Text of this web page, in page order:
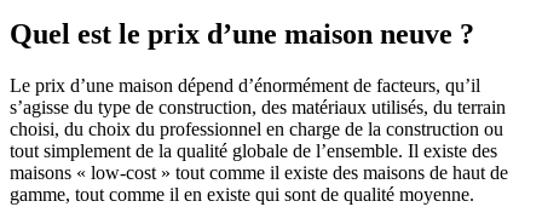
Quel est le prix d’une maison neuve ?
Le prix d’une maison dépend d’énormément de facteurs, qu’il
s’agisse du type de construction, des matériaux utilisés, du terrain
choisi, du choix du professionnel en charge de la construction ou
tout simplement de la qualité globale de l’ensemble. Il existe des
maisons « low-cost » tout comme il existe des maisons de haut de
gamme, tout comme il en existe qui sont de qualité moyenne.